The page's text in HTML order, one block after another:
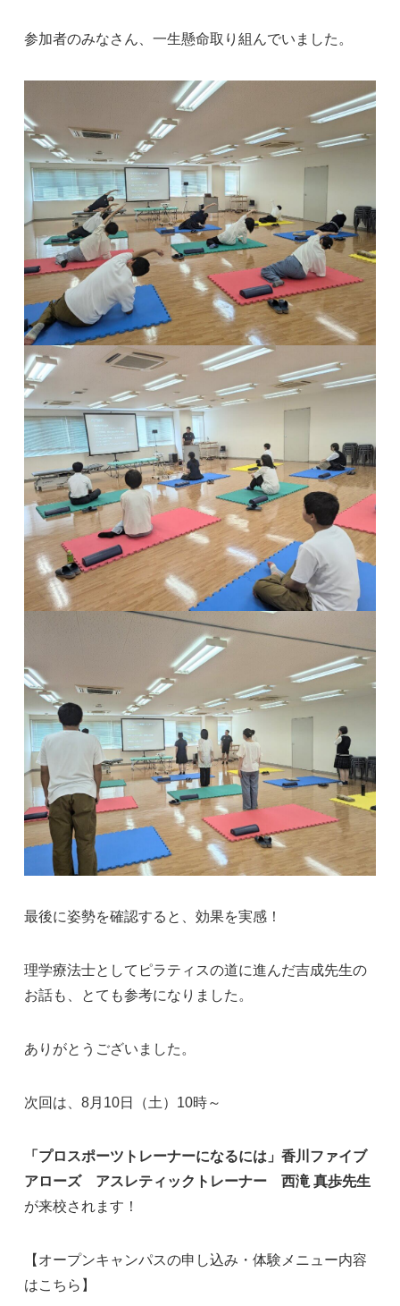
参加者のみなさん、一生懸命取り組んでいました。
最後に姿勢を確認すると、効果を実感！
理学療法士としてピラティスの道に進んだ吉成先生の
お話も、とても参考になりました。
ありがとうございました。
次回は、8月10日（土）10時～
「プロスポーツトレーナーになるには」香川ファイブ
アローズ アスレティックトレーナー 西滝 真歩先生
が来校されます！
【オープンキャンパスの申し込み・体験メニュー内容
はこちら 】